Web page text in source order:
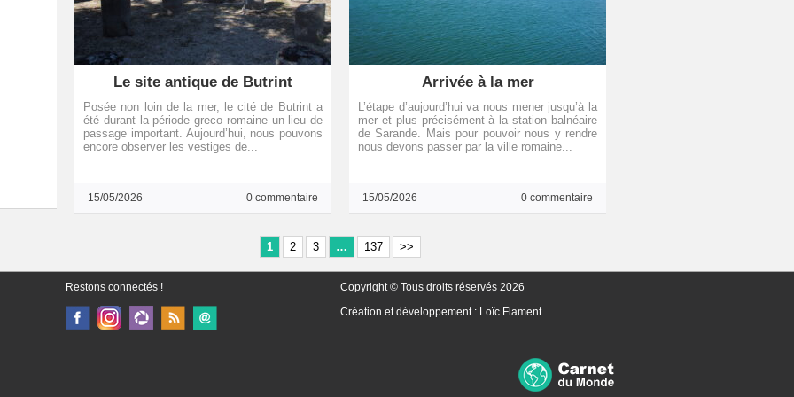
Le site antique de Butrint
Posée non loin de la mer, le cité de Butrint a
été durant la période greco romaine un lieu de
passage important. Aujourd’hui, nous pouvons
encore observer les vestiges de...
15/05/2026 0 commentaire
Arrivée à la mer
L’étape d’aujourd’hui va nous mener jusqu’à la
mer et plus précisément à la station balnéaire
de Sarande. Mais pour pouvoir nous y rendre
nous devons passer par la ville romaine...
15/05/2026 0 commentaire
1 2 3 … 137 >>
Restons connectés !
Copyright © Tous droits réservés 2026
Création et développement : Loïc Flament